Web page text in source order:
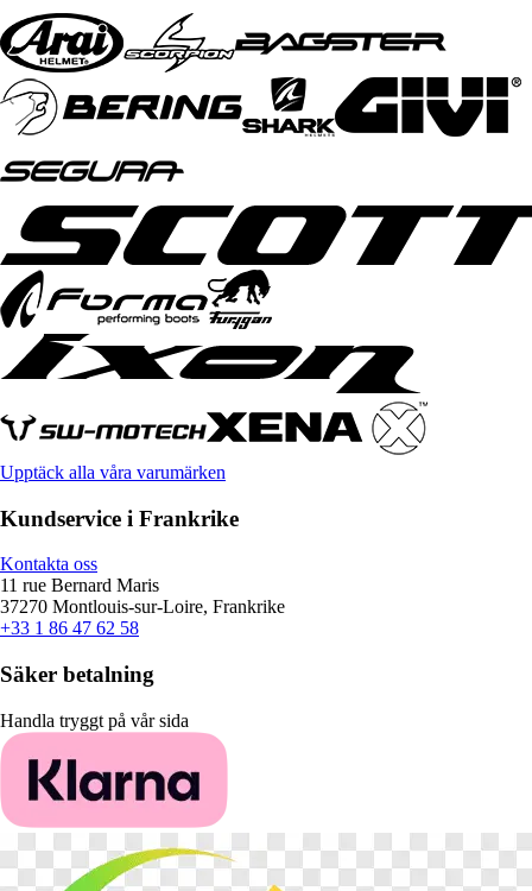
Upptäck alla våra varumärken
Kundservice i Frankrike
Kontakta oss
11 rue Bernard Maris
37270 Montlouis-sur-Loire, Frankrike
+33 1 86 47 62 58
Säker betalning
Handla tryggt på vår sida